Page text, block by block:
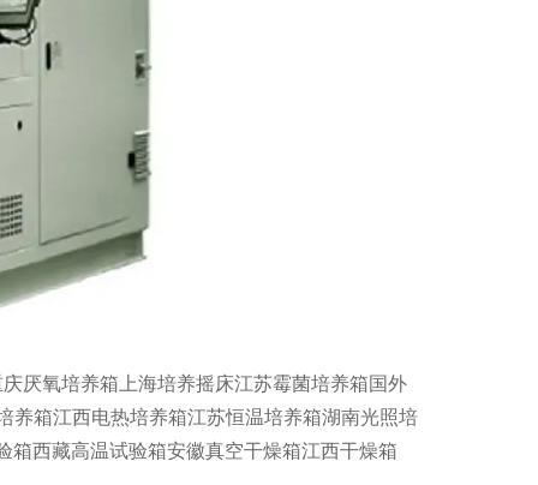
厌氧培养箱上海培养摇床江苏霉菌培养箱国外
养箱江西电热培养箱江苏恒温培养箱湖南光照培
西藏高温试验箱安徽真空干燥箱江西干燥箱